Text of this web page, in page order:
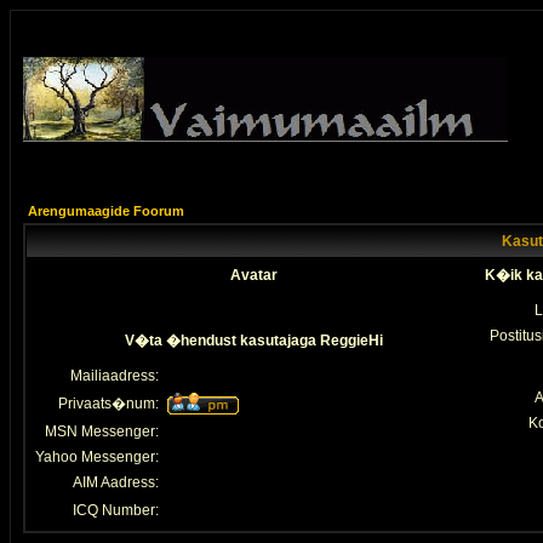
Arengumaagide Foorum
Avatar
K�ik
V�ta �hendust kasutajaga ReggieHi
Mailiaadress:
Privaats�num:
MSN Messenger:
Yahoo Messenger:
AIM Aadress:
ICQ Number: